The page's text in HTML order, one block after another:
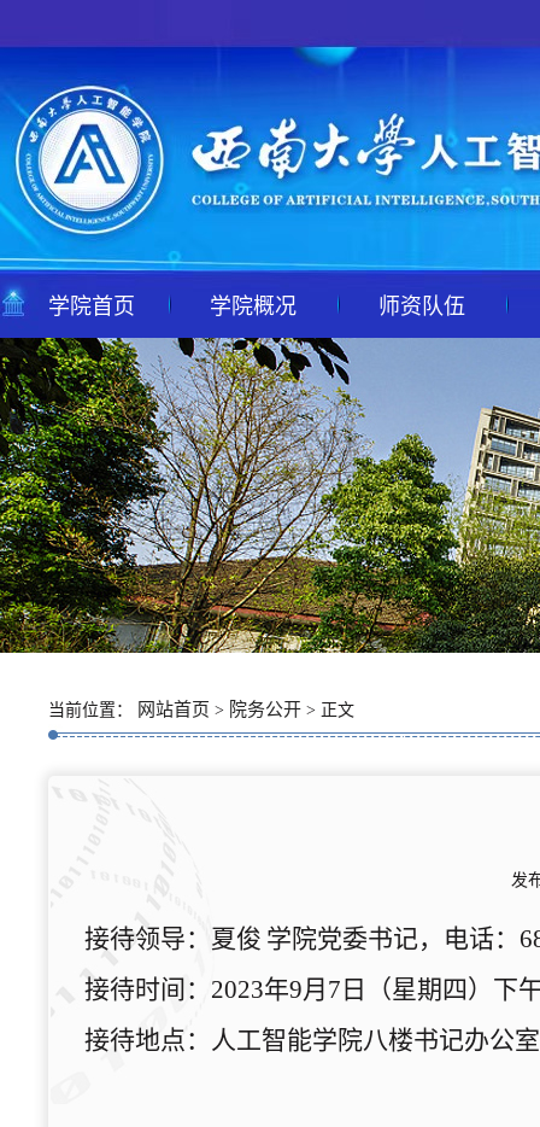
学院首页 学院概况 师资队伍
当前位置： 网站首页 > 院务公开 > 正文
发
接待领导： 夏俊 学院党委书记，电话：
接待时间： 2023年9月 7 日（星期 四）下
接待地点： 人工智能学院八楼书记办公